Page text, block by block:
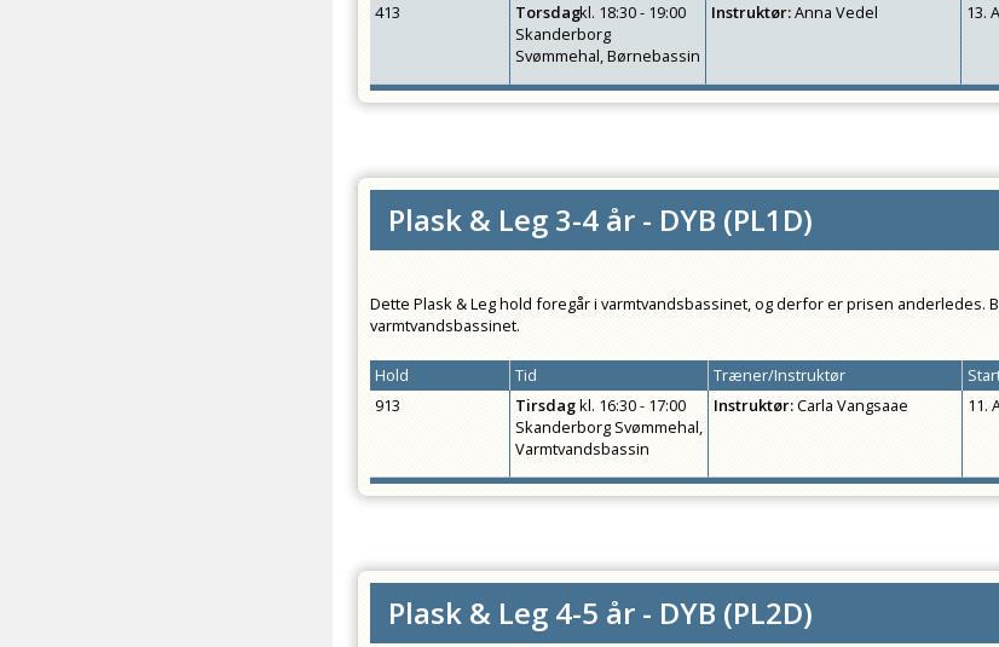
413 Torsdagkl. 18:30 - 19:00
Skanderborg
Svømmehal, Børnebassin
Instruktør:Anna Vedel 13.
Plask & Leg 3-4 år - DYB (PL1D)
Dette Plask & Leg hold foregår i varmtvandsbassinet, og derfor er prisen anderledes.
varmtvandsbassinet.
Hold Tid Træner/Instruktør
913
Tirsdagkl. 16:30 - 17:00
Skanderborg Svømmehal,
Varmtvandsbassin
Instruktør:Carla Vangsaae 11.
Plask & Leg 4-5 år - DYB (PL2D)